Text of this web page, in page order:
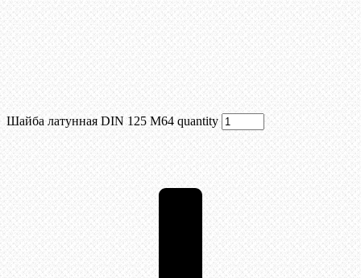
Шайба латунная DIN 125 М64 quantity